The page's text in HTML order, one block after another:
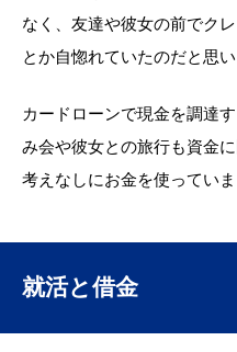
なく、友達や彼女の前でク
とか自惚れていたのだと思い
カードローンで現金を調達
み会や彼女との旅行も資金
考えなしにお金を使っていま
就活と借金